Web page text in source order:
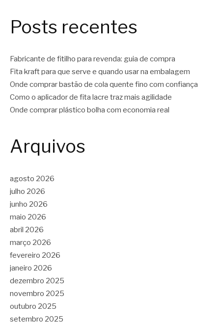
Posts recentes
Fabricante de fitilho para revenda: guia de compra
Fita kraft para que serve e quando usar na embalagem
Onde comprar bastão de cola quente fino com confiança
Como o aplicador de fita lacre traz mais agilidade
Onde comprar plástico bolha com economia real
Arquivos
agosto 2026
julho 2026
junho 2026
maio 2026
abril 2026
março 2026
fevereiro 2026
janeiro 2026
dezembro 2025
novembro 2025
outubro 2025
setembro 2025